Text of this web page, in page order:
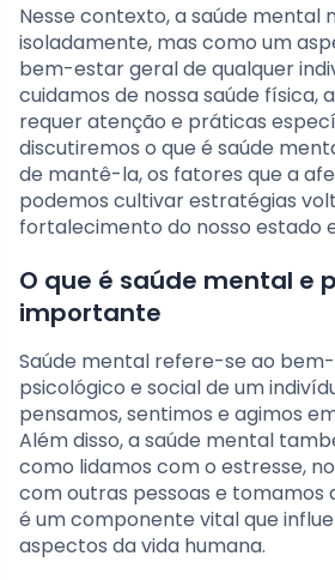
Nesse contexto, a saúde mental
isoladamente, mas como um
bem-estar geral de qualquer
cuidamos de nossa saúde física,
requer atenção e práticas
discutiremos o que é saúde
de mantê-la, os fatores que a
podemos cultivar estratégias
fortalecimento do nosso estado
O que é saúde mental e
importante
Saúde mental refere-se ao
psicológico e social de um
pensamos, sentimos e agimos
Além disso, a saúde mental
como lidamos com o estresse,
com outras pessoas e tomamos
é um componente vital que
aspectos da vida humana.